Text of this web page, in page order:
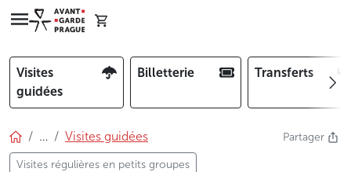
Visites
guidées
Billetterie Transferts
… Visites guidées
Visites régulières en petits groupes
Partager